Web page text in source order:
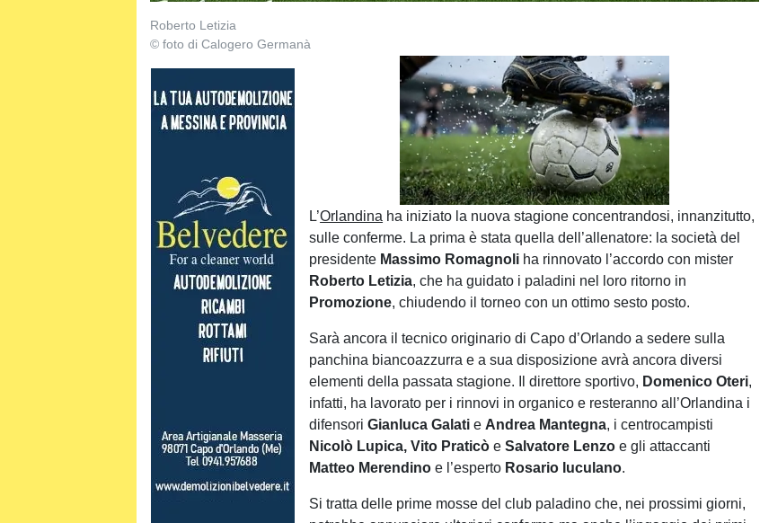
Roberto Letizia
© foto di Calogero Germanà
Unmute
Loaded:
100.00%
L’Orlandina ha iniziato la nuova stagione concentrandosi, innanzitutto,
sulle conferme. La prima è stata quella dell’allenatore: la società del
presidente Massimo Romagnoli ha rinnovato l’accordo con mister
Roberto Letizia, che ha guidato i paladini nel loro ritorno in
Promozione, chiudendo il torneo con un ottimo sesto posto.
Sarà ancora il tecnico originario di Capo d’Orlando a sedere sulla
panchina biancoazzurra e a sua disposizione avrà ancora diversi
elementi della passata stagione. Il direttore sportivo, Domenico Oteri,
infatti, ha lavorato per i rinnovi in organico e resteranno all’Orlandina i
difensoriGianluca Galatie Andrea Mantegna, i centrocampisti
Nicolò Lupica, Vito PraticòeSalvatore Lenzoe gli attaccanti
Matteo Merendinoe l’esperto Rosario Iuculano.
Si tratta delle prime mosse del club paladino che, nei prossimi giorni,